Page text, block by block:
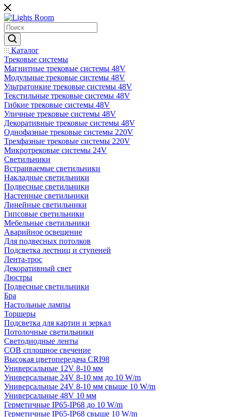
Каталог
Трековые системы
Магнитные трековые системы 48V
Модульные трековые системы 48V
Ультратонкие трековые системы 48V
Текстильные трековые системы 48V
Гибкие трековые системы 48V
Уличные трековые системы 48V
Декоративные трековые системы 48V
Однофазные трековые системы 220V
Трехфазные трековые системы 220V
Микротрековые системы 24V
Светильники
Встраиваемые светильники
Накладные светильники
Подвесные светильники
Настенные светильники
Линейные светильники
Гипсовые светильники
Мебельные светильники
Аварийное освещение
Для подвесных потолков
Подсветка лестниц и ступеней
Лента-трос
Декоративный свет
Люстры
Подвесные светильники
Бра
Настольные лампы
Торшеры
Подсветка для картин и зеркал
Потолочные светильники
Светодиодные ленты
COB сплошное свечение
Высокая цветопередача CRI98
Универсальные 12V 8-10 мм
Универсальные 24V 8-10 мм до 10 W/m
Универсальные 24V 8-10 мм свыше 10 W/m
Универсальные 48V 10 мм
Герметичные IP65-IP68 до 10 W/m
Герметичные IP65-IP68 свыше 10 W/m